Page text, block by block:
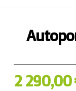
2 290,00